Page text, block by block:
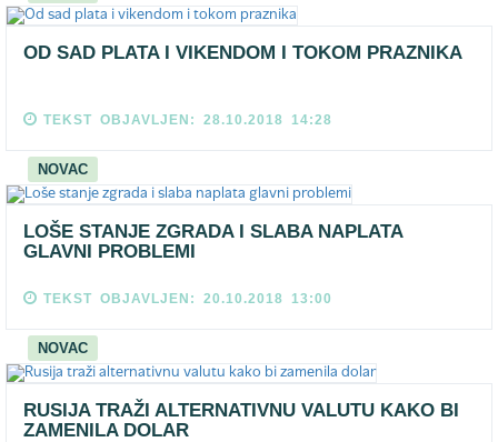
OD SAD PLATA I VIKENDOM I TOKOM PRAZNIKA
TEKST OBJAVLJEN: 28.10.2018 14:28
NOVAC
LOŠE STANJE ZGRADA I SLABA NAPLATA
GLAVNI PROBLEMI
TEKST OBJAVLJEN: 20.10.2018 13:00
NOVAC
RUSIJA TRAŽI ALTERNATIVNU VALUTU KAKO BI
ZAMENILA DOLAR